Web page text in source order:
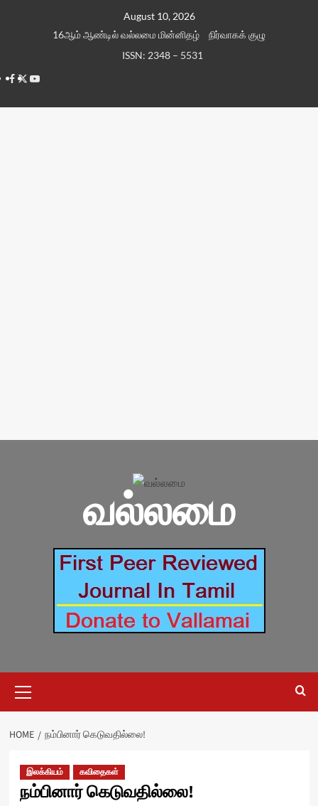
August 10, 2026
16ஆம் ஆண்டில் வல்லமை மின்னிதழ்
நிர்வாகக் குழு
ISSN: 2348 – 5531
Facebook
TwitterYoutube
வல்லமை
Menu
HOME நம்பினார் கெடுவதில்லை!
இலக்கியம் கவிதைகள்
நம்பினார் கெடுவதில்லை!